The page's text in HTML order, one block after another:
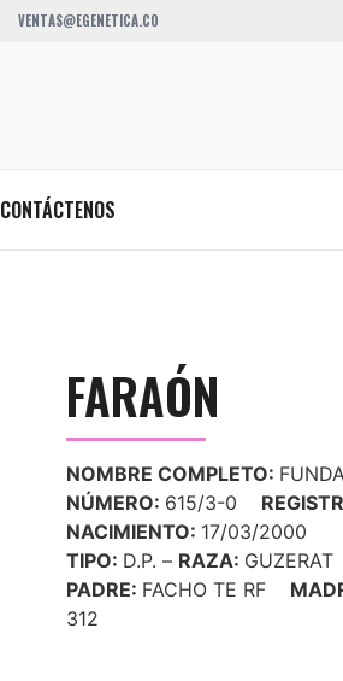
VENTAS@EGENETICA.CO
CONTÁCTENOS
FARAÓN
NOMBRE COMPLETO:
NÚMERO: 615/3-0
NACIMIENTO: 17/03/2000
TIPO: D.P. – RAZA: GUZERAT
PADRE: FACHO TE RF
312